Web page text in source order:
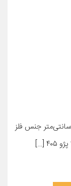
معرفی محصول جزئیات محصول ابعاد ۵x۴x۷ سانتی‌متر جنس فلز